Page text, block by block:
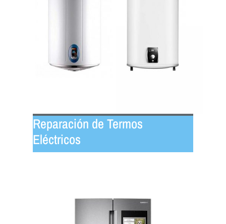
Reparación de Termos
Eléctricos